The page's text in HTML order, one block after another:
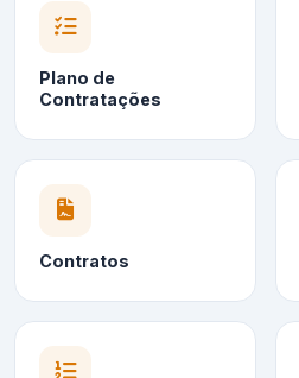
Plano de
Contratações
Contratos